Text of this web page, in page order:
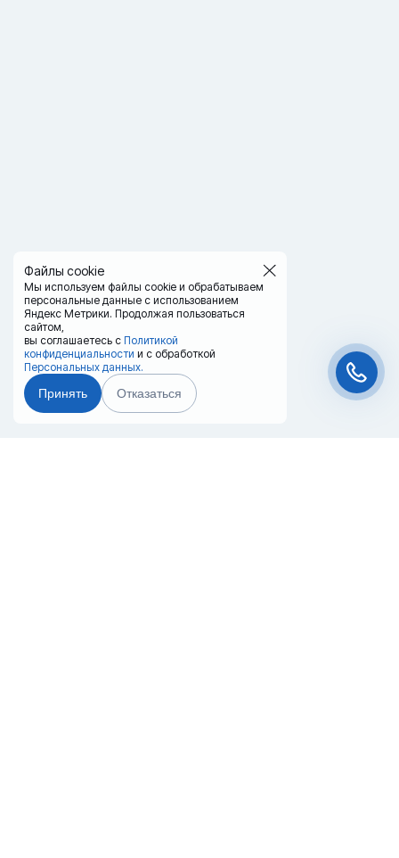
Файлы cookie
Мы используем файлы cookie и обрабатываем
персональные данные с использованием
Яндекс Метрики. Продолжая пользоваться
сайтом,
вы соглашаетесь с Политикой
конфиденциальности и с обработкой
Персональных данных.
Принять Отказаться